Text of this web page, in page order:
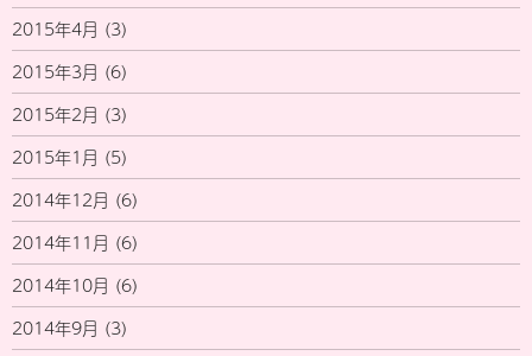
2015年4月 (3)
2015年3月 (6)
2015年2月 (3)
2015年1月 (5)
2014年12月 (6)
2014年11月 (6)
2014年10月 (6)
2014年9月 (3)